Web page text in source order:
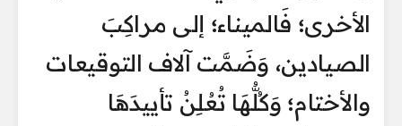
الأخرى؛ فَالميناء؛ إلى مراكِبَ
الصيادين، وَضَمَّت آلاف التوقيعات
والأختام؛ وَكُلُّهَا تُعُلِنُ تأييدَهَا